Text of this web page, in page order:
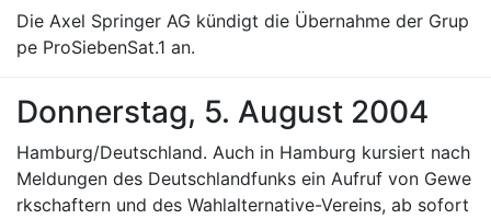
Die Axel Springer AG kündigt die Übernahme der Grup
pe ProSiebenSat.1 an.
Donnerstag, 5. August 2004
Hamburg/Deutschland. Auch in Hamburg kursiert nach
Meldungen des Deutschlandfunks ein Aufruf von Gewe
rkschaftern und des Wahlalternative-Vereins, ab sofort